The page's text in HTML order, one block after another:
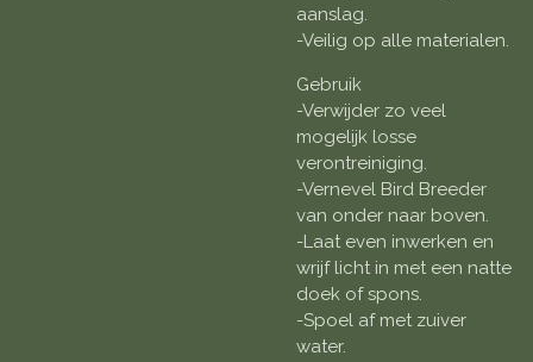
aanslag.
-Veilig op alle materialen.
Gebruik
-Verwijder zo veel
mogelijk losse
verontreiniging.
-Vernevel Bird Breeder
van onder naar boven.
-Laat even inwerken en
wrijf licht in met een natte
doek of spons.
-Spoel af met zuiver
water.